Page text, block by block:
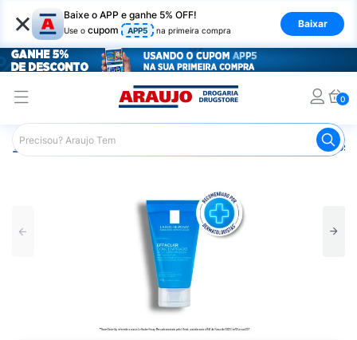
× Baixe o APP e ganhe 5% OFF!
Use o cupom APP5 na primeira compra
Baixar
0
Araujo Dermocosméticos Dermocosméticos para o